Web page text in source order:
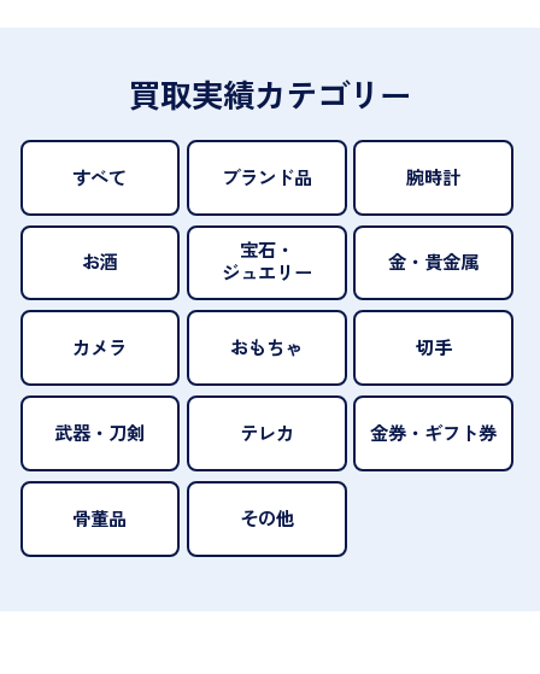
買取実績カテゴリー
すべて ブランド品 腕時計
お酒
宝石・
ジュエリー
金・貴金属
カメラ おもちゃ 切手
武器・刀剣 テレカ 金券・ギフト券
骨董品 その他